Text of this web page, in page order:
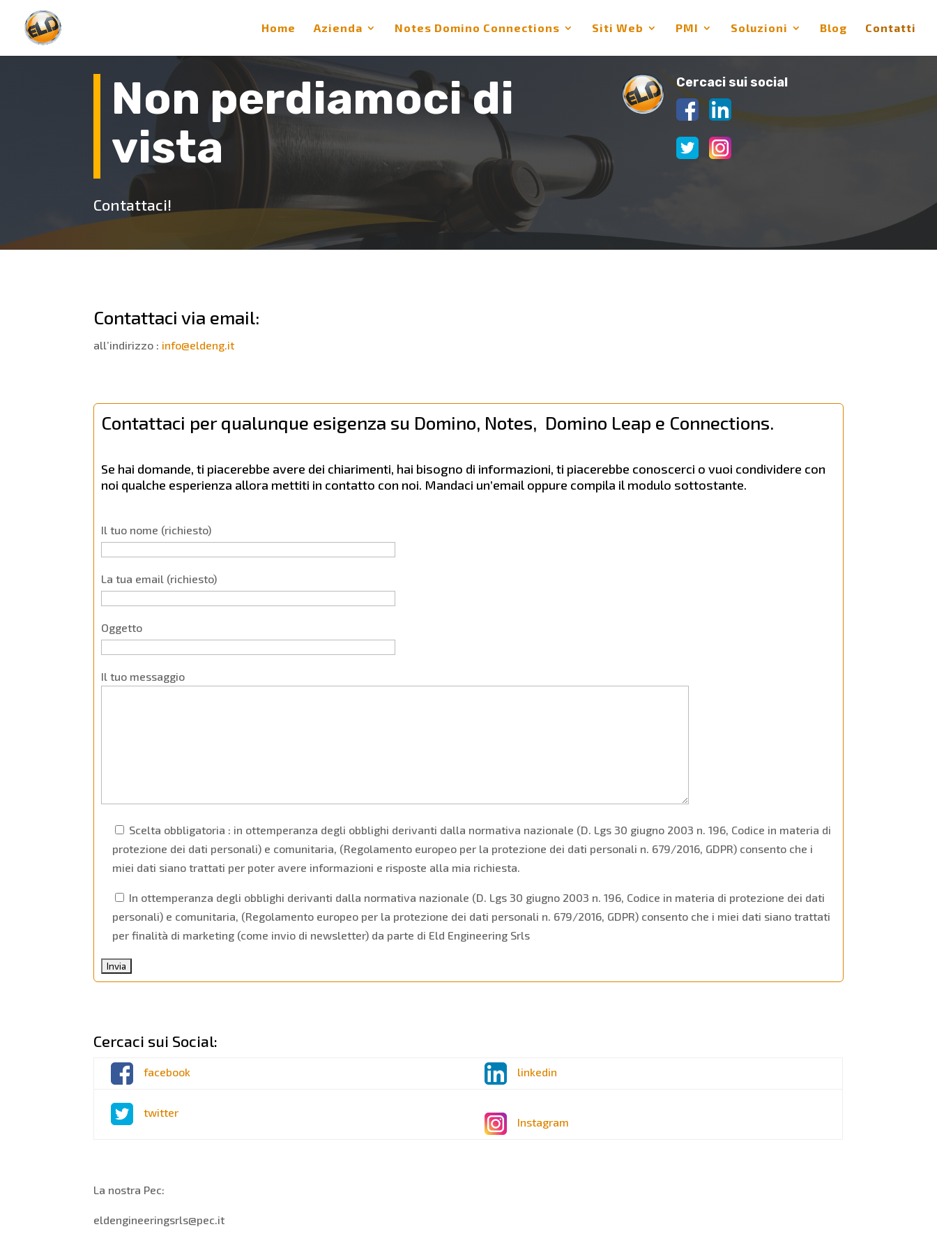
Home Azienda Notes Domino Connections Siti Web PMI Soluzioni Blog Contatti
Non perdiamoci di
vista
Contattaci!
Cercaci sui social
Contattaci via email:
all’indirizzo : info@eldeng.it
Contattaci per qualunque esigenza su Domino, Notes, Domino Leap e Connections.
Se hai domande, ti piacerebbe avere dei chiarimenti, hai bisogno di informazioni, ti piacerebbe conoscerci o vuoi condividere con
noi qualche esperienza allora mettiti in contatto con noi. Mandaci un’email oppure compila il modulo sottostante.
Il tuo nome (richiesto)
La tua email (richiesto)
Oggetto
Il tuo messaggio
Scelta obbligatoria : in ottemperanza degli obblighi derivanti dalla normativa nazionale (D. Lgs 30 giugno 2003 n. 196, Codice in materia di
protezione dei dati personali) e comunitaria, (Regolamento europeo per la protezione dei dati personali n. 679/2016, GDPR) consento che i
miei dati siano trattati per poter avere informazioni e risposte alla mia richiesta.
In ottemperanza degli obblighi derivanti dalla normativa nazionale (D. Lgs 30 giugno 2003 n. 196, Codice in materia di protezione dei dati
personali) e comunitaria, (Regolamento europeo per la protezione dei dati personali n. 679/2016, GDPR) consento che i miei dati siano trattati
per finalità di marketing (come invio di newsletter) da parte di Eld Engineering Srls
Cercaci sui Social:
facebook linkedin
twitter
Instagram
La nostra Pec:
eldengineeringsrls@pec.it